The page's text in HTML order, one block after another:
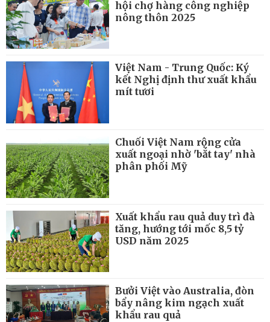
hội chợ hàng công nghiệp
nông thôn 2025
Việt Nam - Trung Quốc: Ký
kết Nghị định thư xuất khẩu
mít tươi
Chuối Việt Nam rộng cửa
xuất ngoại nhờ 'bắt tay' nhà
phân phối Mỹ
Xuất khẩu rau quả duy trì đà
tăng, hướng tới mốc 8,5 tỷ
USD năm 2025
Bưởi Việt vào Australia, đòn
bẩy nâng kim ngạch xuất
khẩu rau quả